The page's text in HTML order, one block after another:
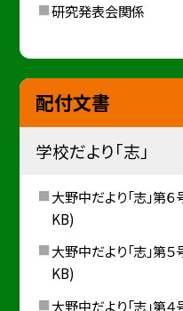
研究発表会関係
配付文書
学校だより「志」
大野中だより「志」第６
KB)
大野中だより「志」第５
KB)
大野中だより「志」第４